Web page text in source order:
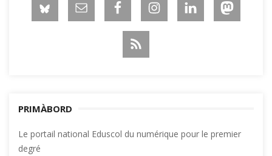
PRIMÀBORD
Le portail national Eduscol du numérique pour le premier
degré